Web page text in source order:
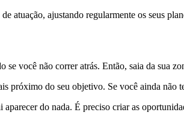
atuação, ajustando regularmente os seus
se você não correr atrás. Então, saia da sua
próximo do seu objetivo. Se você ainda
do nada. É preciso criar as